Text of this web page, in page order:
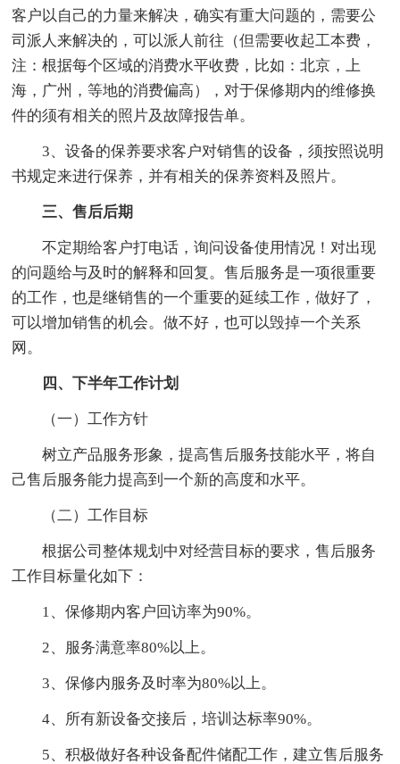
客户以自己的力量来解决，确实有重大问题的，需要公
司派人来解决的，可以派人前往（但需要收起工本费，
注：根据每个区域的消费水平收费，比如：北京，上
海，广州，等地的消费偏高），对于保修期内的维修换
件的须有相关的照片及故障报告单。
3、设备的保养要求客户对销售的设备，须按照说明
书规定来进行保养，并有相关的保养资料及照片。
三、售后后期
不定期给客户打电话，询问设备使用情况！对出现
的问题给与及时的解释和回复。售后服务是一项很重要
的工作，也是继销售的一个重要的延续工作，做好了，
可以增加销售的机会。做不好，也可以毁掉一个关系
网。
四、下半年工作计划
（一）工作方针
树立产品服务形象，提高售后服务技能水平，将自
己售后服务能力提高到一个新的高度和水平。
（二）工作目标
根据公司整体规划中对经营目标的要求，售后服务
工作目标量化如下：
1、保修期内客户回访率为90%。
2、服务满意率80%以上。
3、保修内服务及时率为80%以上。
4、所有新设备交接后，培训达标率90%。
5、积极做好各种设备配件储配工作，建立售后服务